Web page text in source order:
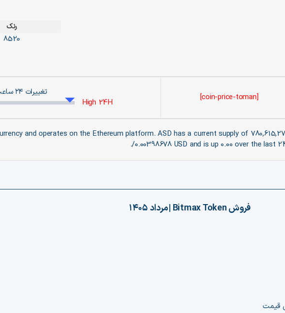
رنک
8520
[coin-price-toman]
تغییرات ۲۴ ساعت
High 24H: $
and operates on the Ethereum platform. ASD has a current supply of
0.00398678 USD and is up 0.00 over the last
فروشBitmax Token
|مرداد ۱۴۰۵